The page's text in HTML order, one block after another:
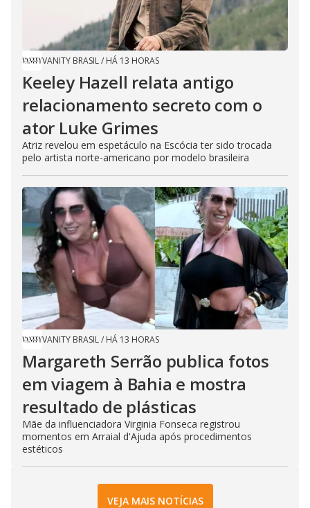
VANITY BRASIL/ HÁ 13 HORAS
Keeley Hazell relata antigo
relacionamento secreto com o
ator Luke Grimes
Atriz revelou em espetáculo na Escócia ter sido trocada
pelo artista norte-americano por modelo brasileira
VANITY BRASIL/ HÁ 13 HORAS
Margareth Serrão publica fotos
em viagem à Bahia e mostra
resultado de plásticas
Mãe da influenciadora Virginia Fonseca registrou
momentos em Arraial d'Ajuda após procedimentos
estéticos
VEJA MAIS NOTÍCIAS